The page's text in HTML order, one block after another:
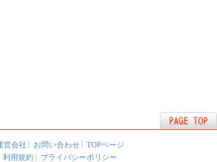
営会社 お問い合わせ
TOPページ
利用規約
プライバシーポリシー